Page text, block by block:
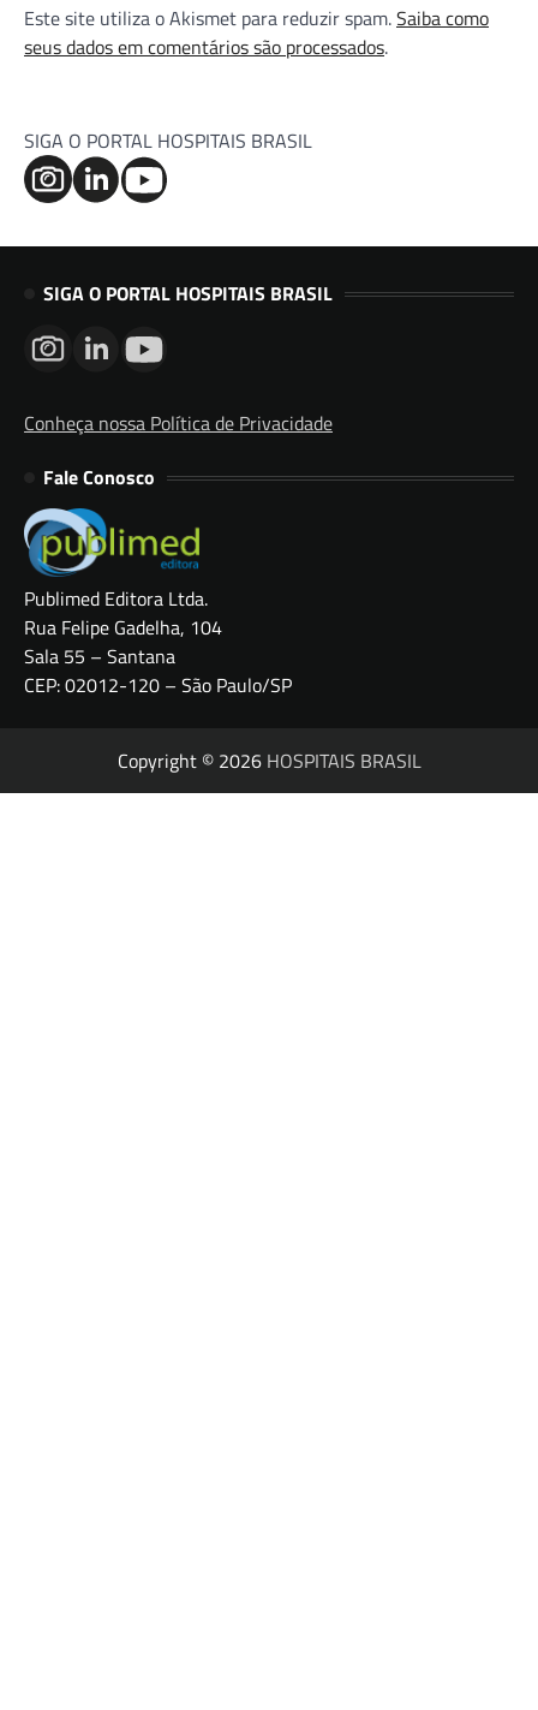
Este site utiliza o Akismet para reduzir spam.Saiba como
seus dados em comentários são processados.
SIGA O PORTAL HOSPITAIS BRASIL
SIGA O PORTAL HOSPITAIS BRASIL
Conheça nossa Política de Privacidade
Fale Conosco
Publimed Editora Ltda.
Rua Felipe Gadelha, 104
Sala 55 – Santana
CEP: 02012-120 – São Paulo/SP
Copyright © 2026 HOSPITAIS BRASIL